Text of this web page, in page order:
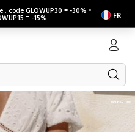
: codeGLOWUP30 = -30% •
= -15% FR